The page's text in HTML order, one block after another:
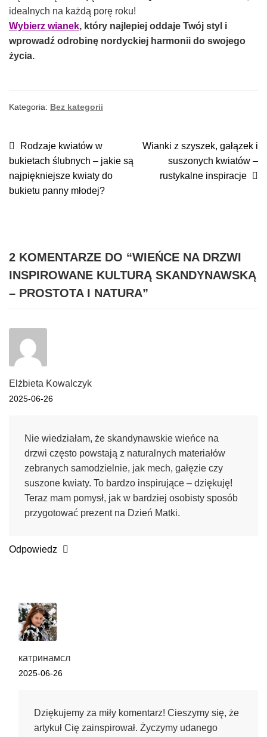
idealnych na każdą porę roku!
Wybierz wianek, który najlepiej oddaje Twój styl i
wprowadź odrobinę nordyckiej harmonii do swojego
życia.
Kategoria: Bez kategorii
NAWIGACJA
WPISU
Poprzedni
wpis:
Rodzaje kwiatów w
bukietach ślubnych – jakie są
najpiękniejsze kwiaty do
bukietu panny młodej?
Następny
Wianki z szyszek, gałązek i
suszonych kwiatów –
rustykalne inspiracje
2 KOMENTARZE DO “WIEŃCE NA DRZWI
INSPIROWANE KULTURĄ SKANDYNAWSKĄ
– PROSTOTA I NATURA”
Elżbieta Kowalczyk
2025-06-26
Nie wiedziałam, że skandynawskie wieńce na
drzwi często powstają z naturalnych materiałów
zebranych samodzielnie, jak mech, gałęzie czy
suszone kwiaty. To bardzo inspirujące – dziękuję!
Teraz mam pomysł, jak w bardziej osobisty sposób
przygotować prezent na Dzień Matki.
Odpowiedz
катринамсл
2025-06-26
Dziękujemy za miły komentarz! Cieszymy się, że
artykuł Cię zainspirował. Życzymy udanego